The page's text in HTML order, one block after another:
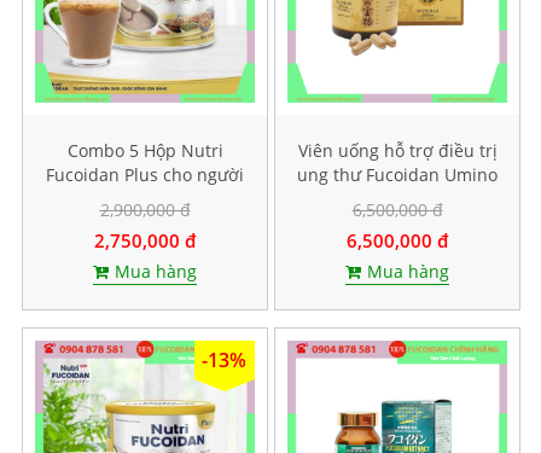
Combo 5 Hộp Nutri
Fucoidan Plus cho người
ăn kiêng, Mỗi hộp 500g
2,900,000 đ
2,750,000 đ
Mua hàng
Viên uống hỗ trợ điều trị
ung thư Fucoidan Umino
Takaramono, Hộp 130
viên
6,500,000 đ
6,500,000 đ
Mua hàng
-13%